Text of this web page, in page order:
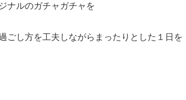
ナルのガチャガチャを
ごし方を工夫しながらまったりとした１日を